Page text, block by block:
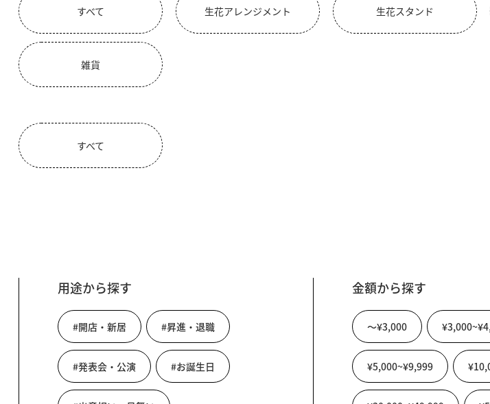
すべて 生花アレンジメント 生花スタンド
雑貨
すべて
用途から探す
#開店・新居 #昇進・退職
#発表会・公演 #お誕生日
金額から探す
〜¥3,000
¥5,000~¥9,999